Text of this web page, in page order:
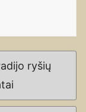
ryšių